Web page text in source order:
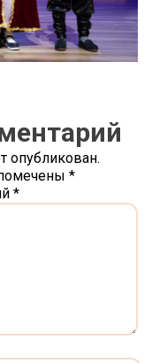
опубликован.
*
*